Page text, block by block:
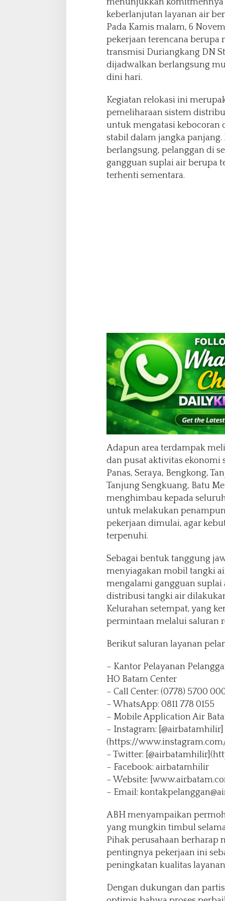
G
n
g
g
u
n
u
p
l
i
A
i
r
keberlanjutan layanan air
Pada Kamis malam, 6
pekerjaan terencana berupa
transmisi Duriangkang DN
dijadwalkan berlangsung
dini hari.
Kegiatan relokasi ini
pemeliharaan sistem
untuk mengatasi kebocoran
stabil dalam jangka
berlangsung, pelanggan di
gangguan suplai air berupa
terhenti sementara.
Adapun area terdampak
dan pusat aktivitas ekonomi
Panas, Seraya, Bengkong,
Tanjung Sengkuang, Batu
menghimbau kepada
untuk melakukan
pekerjaan dimulai, agar
terpenuhi.
Sebagai bentuk tanggung
menyiagakan mobil tangki
mengalami gangguan suplai
distribusi tangki air
Kelurahan setempat, yang
permintaan melalui saluran
Berikut saluran layanan
– Kantor Pelayanan
HO Batam Center
– Call Center: (0778) 5700
– WhatsApp: 0811 778 0155
– Mobile Application Air
– Instagram: [@airbatamhilir]
(https://
– Twitter:
– Facebook: airbatamhilir
– Website:
– Email:
ABH menyampaikan
yang mungkin timbul
Pihak perusahaan berharap
pentingnya pekerjaan ini
peningkatan kualitas
Dengan dukungan dan